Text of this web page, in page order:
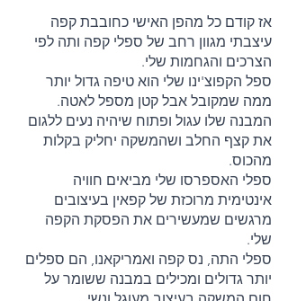
אז קודם כל מהפן האישי כחובבת קפה
עיצבתי מגוון רחב של ספלי קפה ותה לפי
הצרכים והגחמות שלי.
ספל הקפוצ'ינו שלי הוא טיפה גדול יותר
ממה שמקובל אבל קטן מספל לאטה.
המבנה שלו עגול ופתוח שיהיה נעים ללגום
את קצף החלב ושהמשקה יחליק בקלות
מהכוס.
ספלי האספרסו שלי מביאים חוויה
אינטימית מרוכזת של קפאין בעיצובים
מרגשים שמעשירים את הפסקת הקפה
שלי.
ספלי התה, נס קפה ואמריקאנו, הם ספלים
יותר גדולים ומכילים במבנה ששומר על